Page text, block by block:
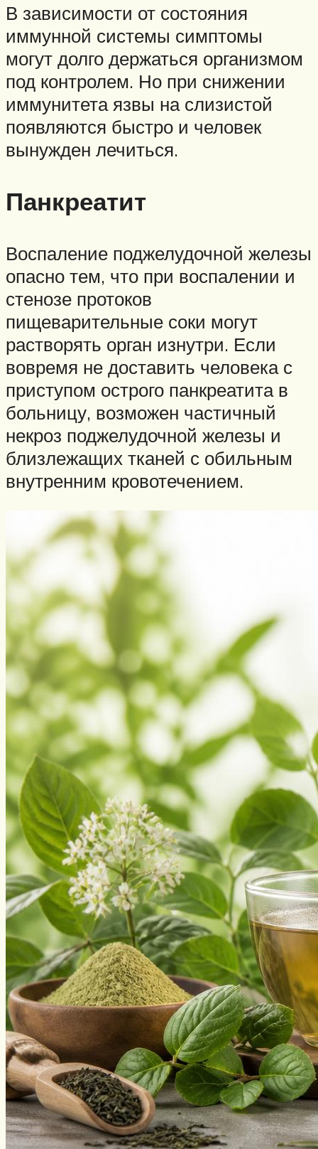
В зависимости от состояния
иммунной системы симптомы
могут долго держаться организмом
под контролем. Но при снижении
иммунитета язвы на слизистой
появляются быстро и человек
вынужден лечиться.
Панкреатит
Воспаление поджелудочной железы
опасно тем, что при воспалении и
стенозе протоков
пищеварительные соки могут
растворять орган изнутри. Если
вовремя не доставить человека с
приступом острого панкреатита в
больницу, возможен частичный
некроз поджелудочной железы и
близлежащих тканей с обильным
внутренним кровотечением.